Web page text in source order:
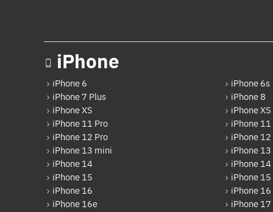
iPhone
iPhone 6
iPhone 6s
iPhone 7 Plus
iPhone 8
iPhone XS
iPhone
iPhone 11 Pro
iPhone 11
iPhone 12 Pro
iPhone
iPhone 13 mini
iPhone 13
iPhone 14
iPhone 14
iPhone 15
iPhone 15
iPhone 16
iPhone 16
iPhone 16e
iPhone 17